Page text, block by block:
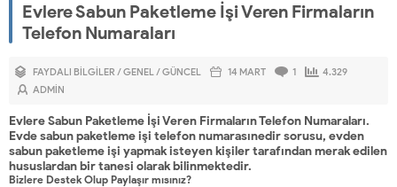
Evlere Sabun Paketleme İşi Veren Firmaların
Telefon Numaraları
FAYDALI BILGILER /GENEL/GÜNCEL 14 MART 1
4.329
ADMIN
Evlere Sabun Paketleme İşi Veren Firmaların Telefon Numaraları.
Evde sabun paketleme işi telefon numarasınedir sorusu, evden
sabun paketleme işi yapmak isteyen kişiler tarafından merak edilen
hususlardan bir tanesi olarak bilinmektedir.
Bizlere Destek Olup Paylaşır mısınız?